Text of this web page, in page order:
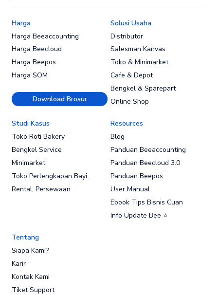
Harga
Harga Beeaccounting
Harga Beecloud
Harga Beepos
Harga SOM
Download Brosur
Solusi Usaha
Distributor
Salesman Kanvas
Toko & Minimarket
Cafe & Depot
Bengkel & Sparepart
Online Shop
Studi Kasus
Toko Roti Bakery
Bengkel Service
Minimarket
Toko Perlengkapan Bayi
Rental, Persewaan
Resources
Blog
Panduan Beeaccounting
Panduan Beecloud 3.0
Panduan Beepos
User Manual
Ebook Tips Bisnis Cuan
Info Update Bee ⭐
Tentang
Siapa Kami?
Karir
Kontak Kami
Tiket Support